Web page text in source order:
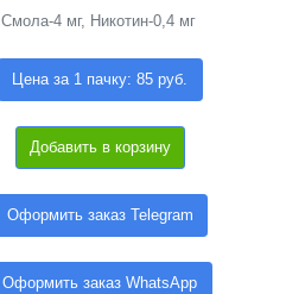
Смола-4 мг, Никотин-0,4 мг
Цена за 1 пачку: 85 руб.
Добавить в корзину
Оформить заказ Telegram
Оформить заказ WhatsApp